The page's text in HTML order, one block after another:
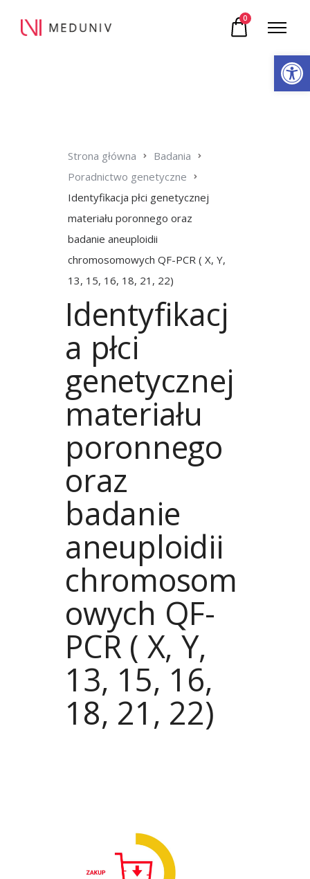
Otwórz pasek narzędzi
0
Strona główna
Badania
Poradnictwo genetyczne
Identyfikacja płci genetycznej
materiału poronnego oraz
badanie aneuploidii
chromosomowych QF-PCR ( X, Y,
13, 15, 16, 18, 21, 22)
Identyfikacj
a płci
genetycznej
materiału
poronnego
oraz
badanie
aneuploidii
chromosom
owych QF-
PCR ( X, Y,
13, 15, 16,
18, 21, 22)